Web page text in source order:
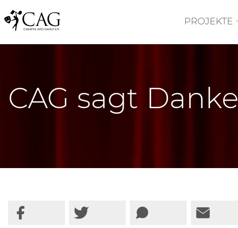
PROJEKTE
CAG sagt Danke